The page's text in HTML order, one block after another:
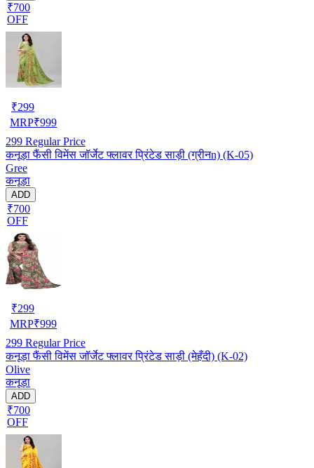
₹700
OFF
₹299
MRP₹999
299 Regular Price
कनूड़ा फैंसी विमेंस जॉर्जेट फ्लावर प्रिंटेड साड़ी (ग्रीनn) (K-05)
Gree
कनूड़ा
ADD
₹700
OFF
₹299
MRP₹999
299 Regular Price
कनूड़ा फैंसी विमेंस जॉर्जेट फ्लावर प्रिंटेड साड़ी (मेहँदी) (K-02)
Olive
कनूड़ा
ADD
₹700
OFF